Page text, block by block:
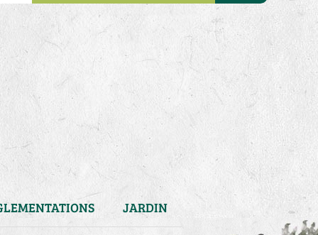
JARDIN